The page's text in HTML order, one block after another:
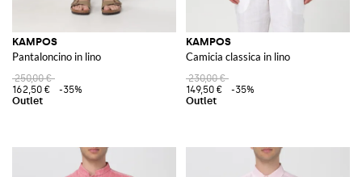
KAMPOS
Pantaloncino in lino
250,00 €
162,50 €
-35%
KAMPOS
Camicia classica in lino
230,00 €
149,50 €
-35%